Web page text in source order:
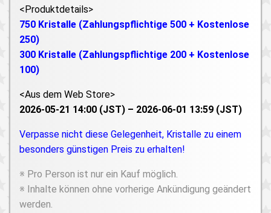
<Produktdetails>
750 Kristalle (Zahlungspflichtige 500 + Kostenlose
250)
300 Kristalle (Zahlungspflichtige 200 + Kostenlose
100)
<Aus dem Web Store>
2026-05-21 14:00 (JST) – 2026-06-01 13:59 (JST)
Verpasse nicht diese Gelegenheit, Kristalle zu einem
besonders günstigen Preis zu erhalten!
※ Pro Person ist nur ein Kauf möglich.
※ Inhalte können ohne vorherige Ankündigung geändert
werden.